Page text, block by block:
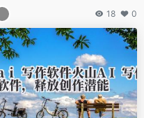
18 0